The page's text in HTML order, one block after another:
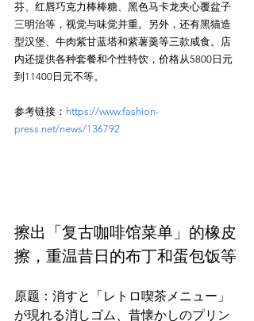
芬、红唇巧克力棒棒糖、黑色马卡龙夹心覆盆子
三明治等，视觉与味觉并重。另外，还有黑猫造
型汉堡、牛肉紫甘蓝塔和紫薯羹等三款咸食。店
内还提供各种套餐和个性特饮，价格从5800日元
参考链接： https://www.fashion-
press.net/news/136792
擦出「复古咖啡馆菜单」的橡皮
擦，重温昔日的布丁和蛋包饭等
原题：消すと「レトロ喫茶メニュー」
が現れる消しゴム、昔懐かしのプリン